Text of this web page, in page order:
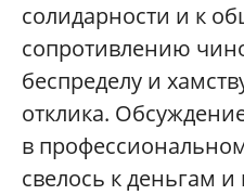
солидарности и к
сопротивлению
беспределу и
отклика.
в
свелось к деньгам